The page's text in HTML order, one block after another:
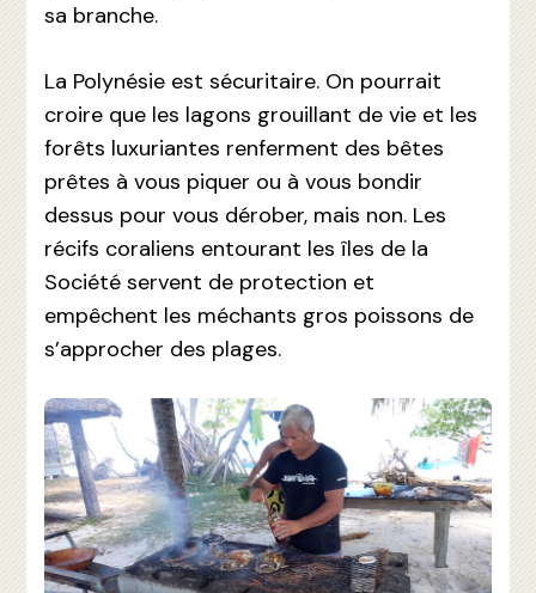
sa branche.
La Polynésie est sécuritaire. On pourrait
croire que les lagons grouillant de vie et les
forêts luxuriantes renferment des bêtes
prêtes à vous piquer ou à vous bondir
dessus pour vous dérober, mais non. Les
récifs coraliens entourant les îles de la
Société servent de protection et
empêchent les méchants gros poissons de
s’approcher des plages.